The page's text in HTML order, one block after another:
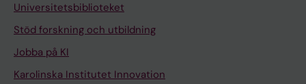
Universitetsbiblioteket
Stöd forskning och utbildning
Jobba på KI
Karolinska Institutet Innovation